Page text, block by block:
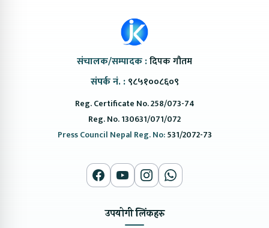
संचालक/सम्पादक :दिपक गौतम
संपर्क नं. : ९८५१००८६०९
Reg. Certificate No. 258/073-74
Reg. No. 130631/071/072
Press Council Nepal Reg. No:531/2072-73
उपयोगी लिंकहरु